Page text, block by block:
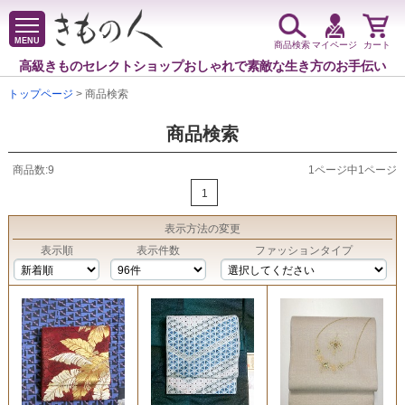
MENU
高級きものセレクトショップおしゃれで素敵な生き方のお手伝い
商品検索マイページ カート
トップページ > 商品検索
商品検索
商品数:9
1ページ中1ページ
1
表示方法の変更
表示順
表示件数 ファッションタイプ